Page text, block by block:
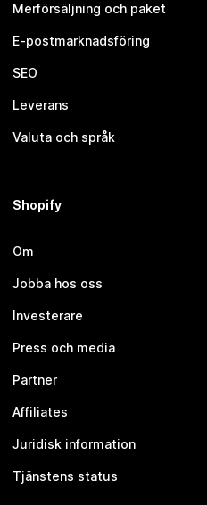
Merförsäljning och paket
E-postmarknadsföring
SEO
Leverans
Valuta och språk
Shopify
Om
Jobba hos oss
Investerare
Press och media
Partner
Affiliates
Juridisk information
Tjänstens status